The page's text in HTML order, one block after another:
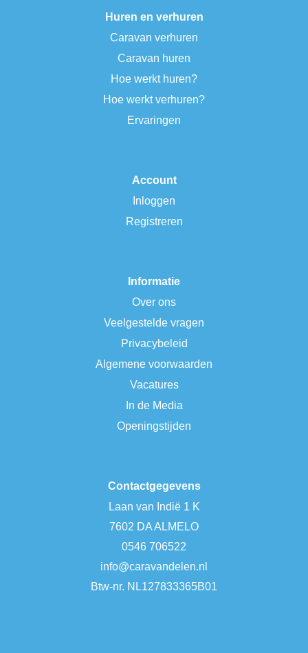
Huren en verhuren
Caravan verhuren
Caravan huren
Hoe werkt huren?
Hoe werkt verhuren?
Ervaringen
Account
Inloggen
Registreren
Informatie
Over ons
Veelgestelde vragen
Privacybeleid
Algemene voorwaarden
Vacatures
In de Media
Openingstijden
Contactgegevens
Laan van Indië 1 K
7602 DA ALMELO
0546 706522
info@caravandelen.nl
Btw-nr. NL127833365B01